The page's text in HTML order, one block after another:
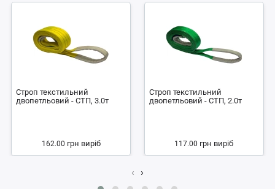
Строп текстильний
двопетльовий - СТП, 3.0т
162.00 грн виріб
Строп текстильний
двопетльовий - СТП, 2.0т
117.00 грн виріб
‹ ›